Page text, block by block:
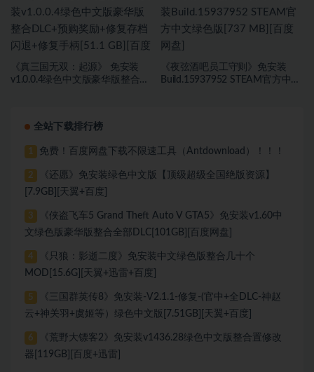
《真三国无双：起源》 免安装
v1.0.0.4绿色中文版豪华版整合
《夜弦酒吧员工守则》免安装
Build.15937952 STEAM官方中文
全站下载排行榜
1 免费！百度网盘下载不限速工具（Antdownload）！！！
2
《还愿》免安装绿色中文版【顶级超级全国绝版资源】
[7.9GB][天翼+百度]
3
《侠盗飞车5 Grand Theft Auto V GTA5》免安装v1.60中
文绿色版豪华版整合全部DLC[101GB][百度网盘]
4
《只狼：影逝二度》免安装中文绿色版整合几十个
MOD[15.6G][天翼+迅雷+百度]
5
《三国群英传8》免安装-V2.1.1-修复-(官中+全DLC-神赵
云+神关羽+虞姬等）绿色中文版[7.51GB][天翼+百度]
6
《荒野大镖客2》免安装v1436.28绿色中文版整合置修改
器[119GB][百度+迅雷]